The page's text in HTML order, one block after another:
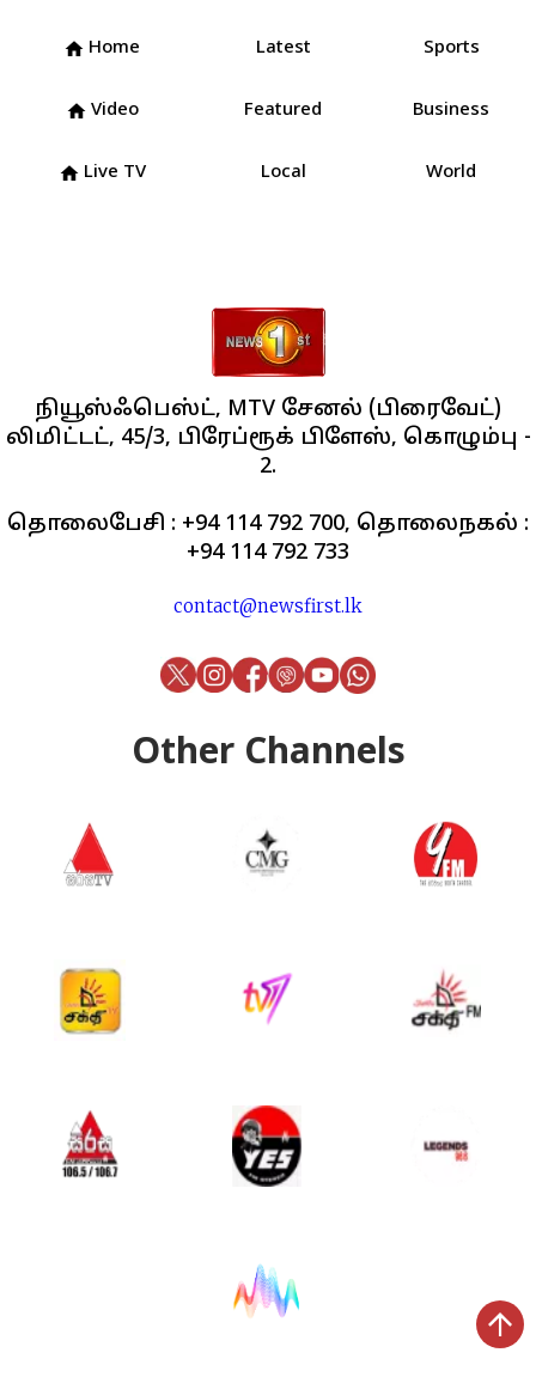
நியூஸ்ஃபெஸ்ட், MTV சேனல் (பிரைவேட்)
லிமிட்டட், 45/3, பிரேப்ரூக் பிளேஸ், கொழும்பு -
2.
தொலைபேசி : +94 114 792 700, தொலைநகல் :
+94 114 792 733
contact@newsfirst.lk
home Home Latest Sports
home Video Featured Business
home Live TV Local World
Other Channels